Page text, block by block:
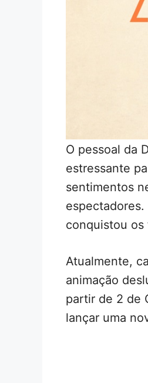
O pessoal da
estressante
sentimentos
conquistou os
Atualmente,
animação
partir de 2 de
lançar uma